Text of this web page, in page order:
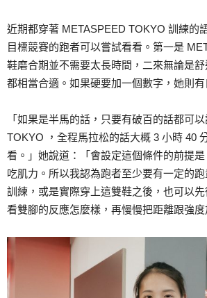
近期都穿著 METASPEED TOKYO 訓練的
目標競賽的跑者可以嘗試看看。第一是
鞋磨合期並不需要太長時間，二來無論是
都相當合適。如果硬要加一個數字，她則有
「如果是半馬的話，只要有破百的話都可
TOKYO ，全程馬拉松的話大概 3 小時 40
看。」她說道：「會設定這個條件的前提
吃肌力。所以我認為跑者至少要有一定的
訓練，或是實際穿上這雙鞋之後，也可以先
看雙腳的反應怎麼樣，再慢慢把距離跟強度